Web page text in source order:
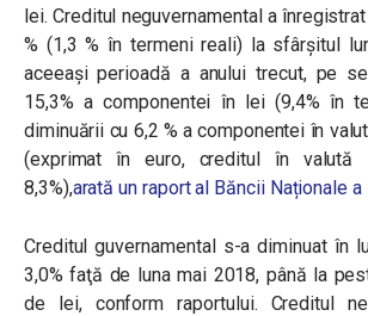
lei. Creditul neguvernamental a
% (1,3 % în termeni reali) la sfârșitul
aceeași perioadă a anului trecut, pe
15,3% a componentei în lei (9,4% în
diminuării cu 6,2 % a componentei în
(exprimat în euro, creditul în valută
8,3%),arată un raport al Băncii Naționale a
Creditul guvernamentals-a diminuat în
3,0% faţă de luna mai 2018, până la
de lei, conform raportului. Creditul